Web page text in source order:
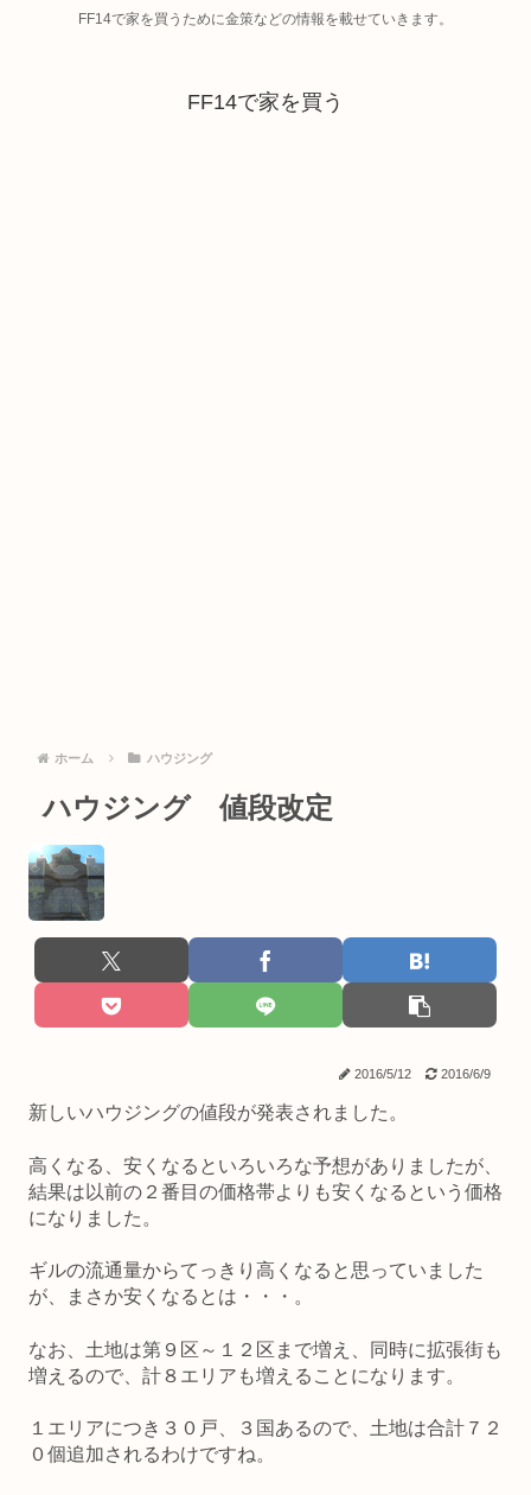
FF14で家を買うために金策などの情報を載せていきます。
FF14で家を買う
ホーム ハウジング
ハウジング 値段改定
2016/5/12 2016/6/9
新しいハウジングの値段が発表されました。
高くなる、安くなるといろいろな予想がありましたが、
結果は以前の２番目の価格帯よりも安くなるという価格
になりました。
ギルの流通量からてっきり高くなると思っていました
が、まさか安くなるとは・・・。
なお、土地は第９区～１２区まで増え、同時に拡張街も
増えるので、計８エリアも増えることになります。
１エリアにつき３０戸、３国あるので、土地は合計７２
０個追加されるわけですね。